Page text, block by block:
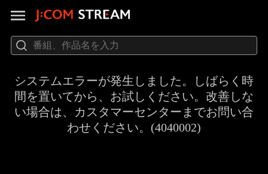
システムエラーが発生しました。しばらく時
間を置いてから、お試しください。改善しな
い場合は、カスタマーセンターまでお問い合
わせください。(4040002)